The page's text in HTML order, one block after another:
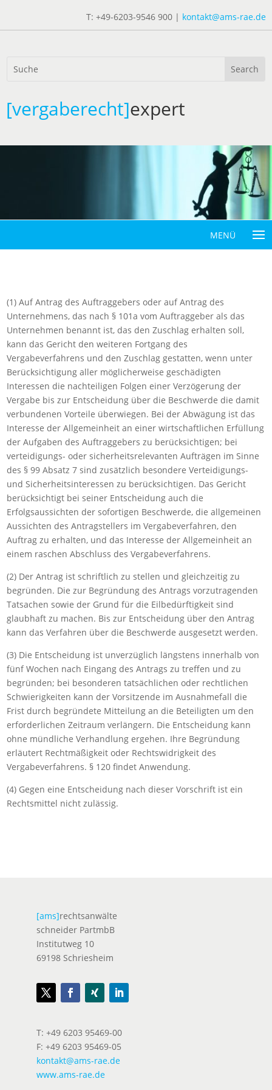
T: +49-6203-9546 900 | kontakt@ams-rae.de
[vergaberecht]expert
(1) Auf Antrag des Auftraggebers oder auf Antrag des
Unternehmens, das nach § 101a vom Auftraggeber als das
Unternehmen benannt ist, das den Zuschlag erhalten soll,
kann das Gericht den weiteren Fortgang des
Vergabeverfahrens und den Zuschlag gestatten, wenn unter
Berücksichtigung aller möglicherweise geschädigten
Interessen die nachteiligen Folgen einer Verzögerung der
Vergabe bis zur Entscheidung über die Beschwerde die damit
verbundenen Vorteile überwiegen. Bei der Abwägung ist das
Interesse der Allgemeinheit an einer wirtschaftlichen Erfüllung
der Aufgaben des Auftraggebers zu berücksichtigen; bei
verteidigungs- oder sicherheitsrelevanten Aufträgen im Sinne
des § 99 Absatz 7 sind zusätzlich besondere Verteidigungs-
und Sicherheitsinteressen zu berücksichtigen. Das Gericht
berücksichtigt bei seiner Entscheidung auch die
Erfolgsaussichten der sofortigen Beschwerde, die allgemeinen
Aussichten des Antragstellers im Vergabeverfahren, den
Auftrag zu erhalten, und das Interesse der Allgemeinheit an
einem raschen Abschluss des Vergabeverfahrens.
(2) Der Antrag ist schriftlich zu stellen und gleichzeitig zu
begründen. Die zur Begründung des Antrags vorzutragenden
Tatsachen sowie der Grund für die Eilbedürftigkeit sind
glaubhaft zu machen. Bis zur Entscheidung über den Antrag
kann das Verfahren über die Beschwerde ausgesetzt werden.
(3) Die Entscheidung ist unverzüglich längstens innerhalb von
fünf Wochen nach Eingang des Antrags zu treffen und zu
begründen; bei besonderen tatsächlichen oder rechtlichen
Schwierigkeiten kann der Vorsitzende im Ausnahmefall die
Frist durch begründete Mitteilung an die Beteiligten um den
erforderlichen Zeitraum verlängern. Die Entscheidung kann
ohne mündliche Verhandlung ergehen. Ihre Begründung
erläutert Rechtmäßigkeit oder Rechtswidrigkeit des
Vergabeverfahrens. § 120 findet Anwendung.
(4) Gegen eine Entscheidung nach dieser Vorschrift ist ein
Rechtsmittel nicht zulässig.
[ams]rechtsanwälte
schneider PartmbB
Institutweg 10
69198 Schriesheim
T: +49 6203 95469-00
F: +49 6203 95469-05
kontakt@ams-rae.de
www.ams-rae.de